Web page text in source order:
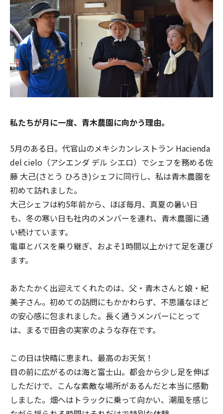
私たちが月に一度、青木農園に向かう理由。
5月のある日。代官山のメキシカンレストラン Hacienda
del cielo（アシエンダ デル シエロ）でシェフを務める佐
藤 大己(さとう ひろき)シェフに同行し、私は青木農園を
初めて訪れました。
大己シェフは約5年前から、ほぼ毎月、真夏の暑い日
も、冬の寒い日も社内のメンバーを連れ、青木農園に通
い続けています。
電車とバスを乗り継ぎ、およそ1時間以上かけて足を運び
ます。
あたたかく出迎えてくれたのは、父・青木さんと娘・紀
美子さん。初めての訪問にもかかわらず、不思議なほど
の安心感に包まれました。長く通うメンバーにとって
は、まるで田舎の実家のような存在です。
この日は快晴に恵まれ、最高のお天気！
目の前に広がるのは海と富士山。都会から少し足を伸ば
しただけで、こんな素敵な場所があるんだと本当に感動
しました。畑へはトラックに乗って向かい、潮風を感じ